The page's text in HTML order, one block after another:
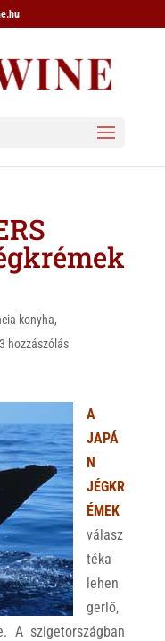
konyha,
3 hozzászólás
A
JAPÁ
N
JÉGKR
ÉMEK
válasz
téka
lehen
gerlő,
A szigetországban